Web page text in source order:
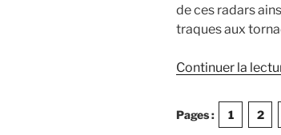
de ces radars
traques aux
Continuer la
Pages : 1 2